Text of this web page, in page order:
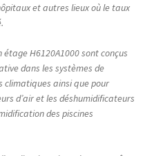
et autres lieux où le taux
étage H6120A1000 sont conçus
dans les systèmes de
ainsi que pour
d’air et les déshumidificateurs
des piscines